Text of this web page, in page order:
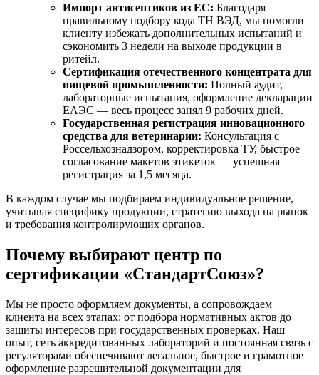
Импорт антисептиков из ЕС: Благодаря
правильному подбору кода ТН ВЭД, мы помогли
клиенту избежать дополнительных испытаний и
сэкономить 3 недели на выходе продукции в
ритейл.
Сертификация отечественного концентрата для
пищевой промышленности: Полный аудит,
лабораторные испытания, оформление декларации
ЕАЭС — весь процесс занял 9 рабочих дней.
Государственная регистрация инновационного
средства для ветеринарии: Консультация с
Россельхознадзором, корректировка ТУ, быстрое
согласование макетов этикеток — успешная
регистрация за 1,5 месяца.
В каждом случае мы подбираем индивидуальное решение,
учитывая специфику продукции, стратегию выхода на рынок
и требования контролирующих органов.
Почему выбирают центр по
сертификации «СтандартСоюз»?
Мы не просто оформляем документы, а сопровождаем
клиента на всех этапах: от подбора нормативных актов до
защиты интересов при государственных проверках. Наш
опыт, сеть аккредитованных лабораторий и постоянная связь с
регуляторами обеспечивают легальное, быстрое и грамотное
оформление разрешительной документации для